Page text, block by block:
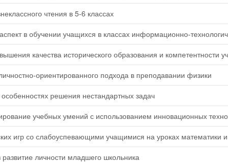
чтения в 5-6 классах
в обучении учащихся в классах информационно-
качества исторического образования и компетентности
ориентированного подхода в преподавании физики
решения нестандартных задач
учебных умений с использованием инновационных
игр со слабоуспевающими учащимися на уроках математики
развитие личности младшего школьника